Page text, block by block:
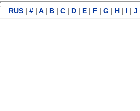
RUS | # | A | B | C | D | E | F | G | H | I | J